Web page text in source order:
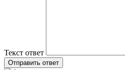
Текст ответ
Отправить ответ